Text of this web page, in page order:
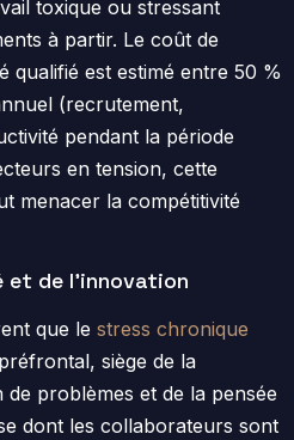
toxique ou stressant
à partir. Le coût de
qualifié est estimé entre 50 %
(recrutement,
pendant la période
en tension, cette
menacer la compétitivité
de l’innovation
que le stress chronique
siège de la
problèmes et de la pensée
dont les collaborateurs sont